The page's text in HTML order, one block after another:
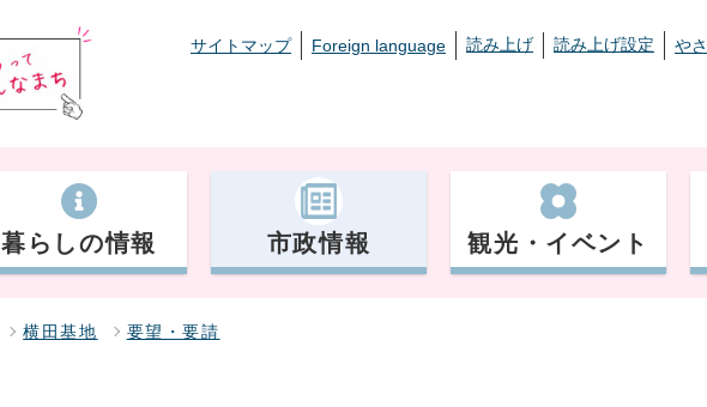
サイトマップ Foreign language 読み上げ 読み上げ設定 や
暮らしの情報 市政情報 観光・イベント
横田基地 要望・要請